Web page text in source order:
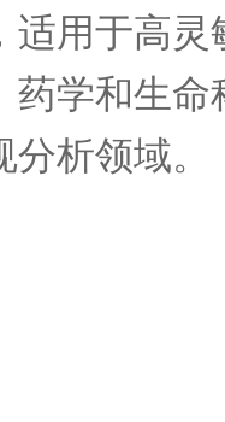
适用于高
药学和生
析领域。